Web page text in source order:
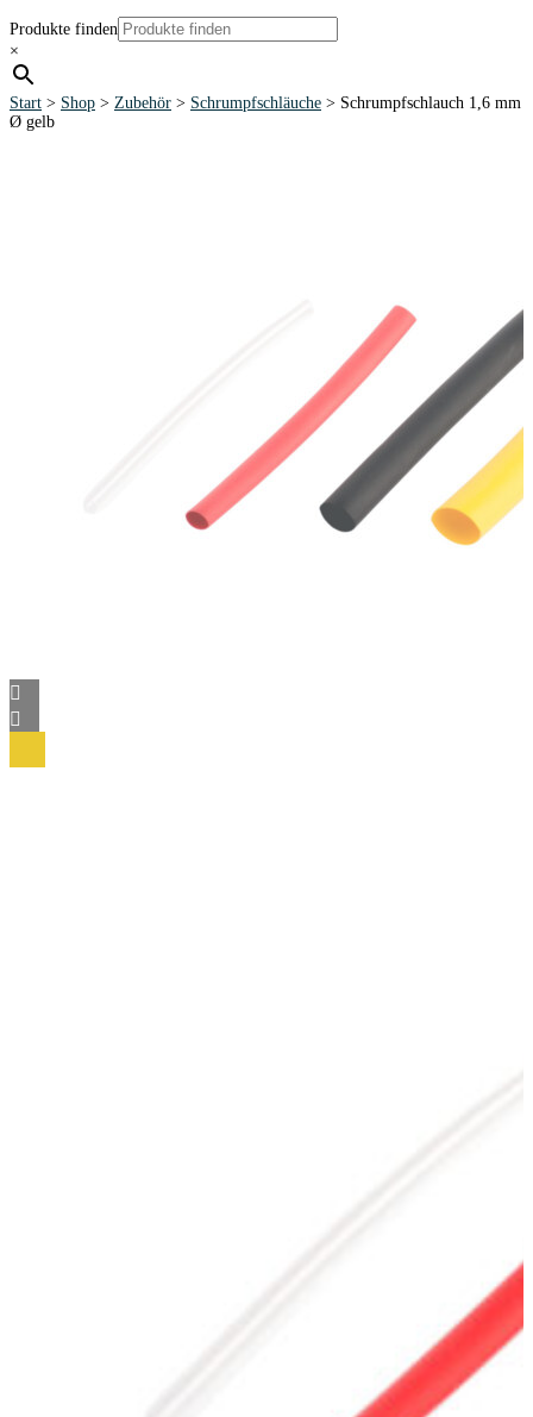
Produkte finden
×
Start > Shop > Zubehör > Schrumpfschläuche > Schrumpfschlauch 1,6 mm
Ø gelb